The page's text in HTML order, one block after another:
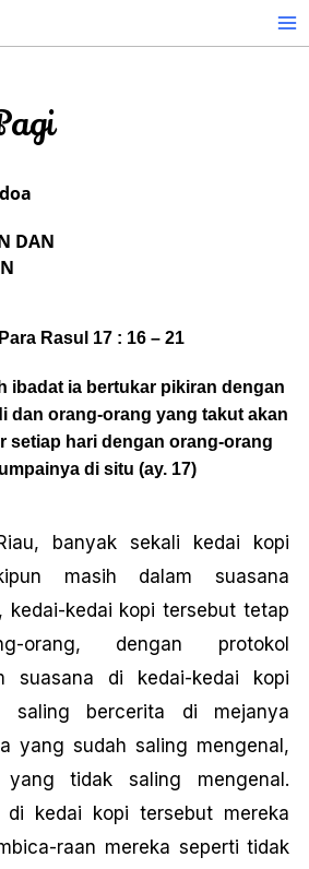
DAN
Rasul 17 : 16 – 21
ibadat ia bertukar pikiran dengan
dan orang-orang yang takut akan
setiap hari dengan orang-orang
di situ (ay. 17)
banyak sekali kedai kopi
masih dalam suasana
kedai-kedai kopi tersebut tetap
orang, dengan protokol
suasana di kedai-kedai kopi
saling bercerita di mejanya
yang sudah saling mengenal,
tidak saling mengenal.
di kedai kopi tersebut mereka
raan mereka seperti tidak